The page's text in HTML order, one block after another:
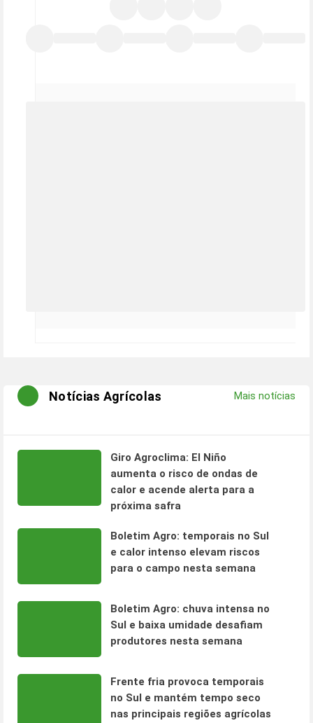
Notícias Agrícolas Mais notícias
Giro Agroclima: El Niño
aumenta o risco de ondas de
calor e acende alerta para a
próxima safra
Boletim Agro: temporais no Sul
e calor intenso elevam riscos
para o campo nesta semana
Boletim Agro: chuva intensa no
Sul e baixa umidade desafiam
produtores nesta semana
Frente fria provoca temporais
no Sul e mantém tempo seco
nas principais regiões agrícolas